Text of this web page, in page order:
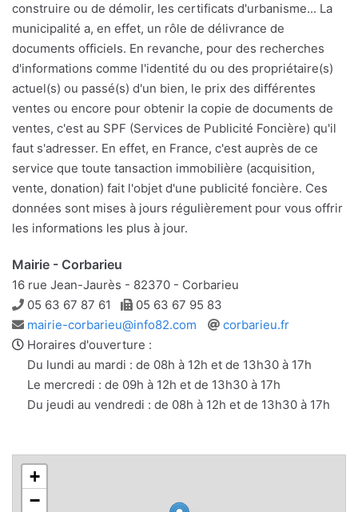
construire ou de démolir, les certificats d'urbanisme... La
municipalité a, en effet, un rôle de délivrance de
documents officiels. En revanche, pour des recherches
d'informations comme l'identité du ou des propriétaire(s)
actuel(s) ou passé(s) d'un bien, le prix des différentes
ventes ou encore pour obtenir la copie de documents de
ventes, c'est au SPF (Services de Publicité Foncière) qu'il
faut s'adresser. En effet, en France, c'est auprès de ce
service que toute tansaction immobilière (acquisition,
vente, donation) fait l'objet d'une publicité foncière. Ces
données sont mises à jours régulièrement pour vous offrir
les informations les plus à jour.
Mairie - Corbarieu
16 rue Jean-Jaurès - 82370 - Corbarieu
Téléphone
05 63 67 87 61 Télécopie
05 63 67 95 83
Adresse
e-
mail
mairie-corbarieu@info82.com
Site
corbarieu.fr
Horaires d'ouverture :
Du lundi au mardi : de 08h à 12h et de 13h30 à 17h
Le mercredi : de 09h à 12h et de 13h30 à 17h
Du jeudi au vendredi : de 08h à 12h et de 13h30 à 17h
+
−